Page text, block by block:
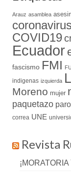
Arauz asamblea
coronavirus
COVID19
Ecuador
fascismo FMI
indigenas izquierda
Moreno mujer
paquetazo paro
correa UNE
Revista
¡MORATORIA